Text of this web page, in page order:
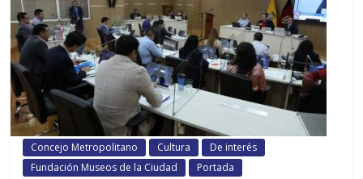
Concejo Metropolitano Cultura
De interés
Fundación Museos de la Ciudad
Portada